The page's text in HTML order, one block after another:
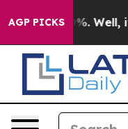
AGP PICKS
40%. Well, it